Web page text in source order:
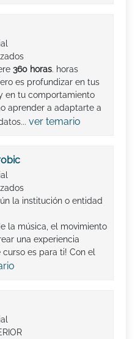
360 horas. horas
es profundizar en tus
en tu comportamiento
aprender a adaptarte a
ver temario
la institución o entidad
la música, el movimiento
una experiencia
curso es para ti! Con el